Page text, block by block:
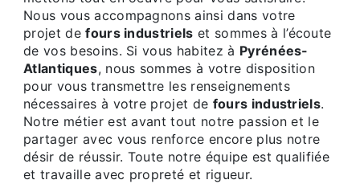
Nous vous accompagnons ainsi dans votre
projet defours industriels et sommes à l’écoute
de vos besoins. Si vous habitez à Pyrénées-
Atlantiques, nous sommes à votre disposition
pour vous transmettre les renseignements
nécessaires à votre projet de fours industriels.
Notre métier est avant tout notre passion et le
partager avec vous renforce encore plus notre
désir de réussir. Toute notre équipe est qualifiée
et travaille avec propreté et rigueur.